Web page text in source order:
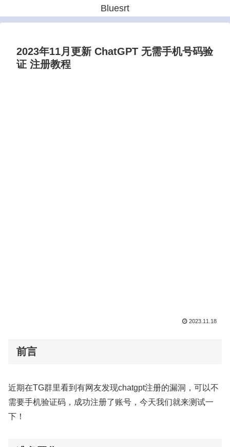
Bluesrt
2023年11月更新 ChatGPT 无需手机号码验
证 注册教程
2023.11.18
前言
近期在TG群里看到有网友发现chatgpt注册的漏洞，可以不
需要手机验证码，成功注册了账号，今天我们就来测试一
下！